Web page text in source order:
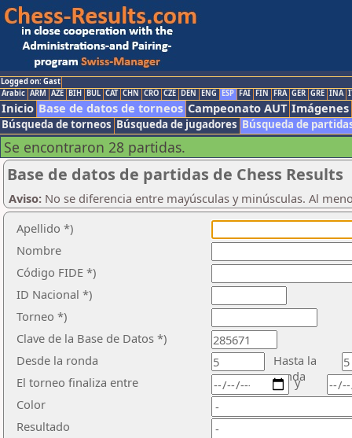
Logged on: Gast
Arabic ARM AZE BIH BUL CAT CHN CRO CZE DEN ENG ESP FAI FIN FRA GER GRE INA
Inicio Base de datos de torneos Campeonato AUT Imágenes
Búsqueda de torneos Búsqueda de jugadores Búsqueda de
Se encontraron 28 partidas.
Base de datos de partidas de Chess Results
Aviso: No se diferencia entre mayúsculas y minúsculas. Al
Apellido *)
Nombre
Código FIDE *)
ID Nacional *)
Torneo *)
Clave de la Base de Datos *)
Desde la ronda
Hasta la
ronda
El torneo finaliza entre
Color
Resultado
y